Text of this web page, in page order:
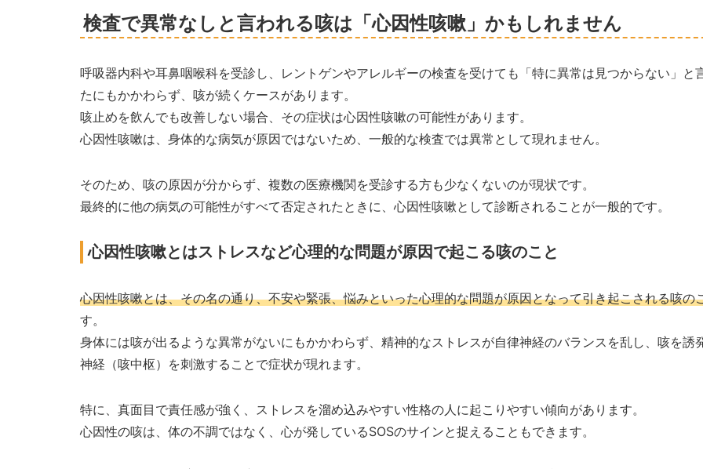
検査で異常なしと言われる咳は「心因性咳嗽」かもしれません
呼吸器内科や耳鼻咽喉科を受診し、レントゲンやアレルギーの検査を受けても「特に異常は見つからない」と
たにもかかわらず、咳が続くケースがあります。
咳止めを飲んでも改善しない場合、その症状は心因性咳嗽の可能性があります。
心因性咳嗽は、身体的な病気が原因ではないため、一般的な検査では異常として現れません。
そのため、咳の原因が分からず、複数の医療機関を受診する方も少なくないのが現状です。
最終的に他の病気の可能性がすべて否定されたときに、心因性咳嗽として診断されることが一般的です。
心因性咳嗽とはストレスなど心理的な問題が原因で起こる咳のこと
心因性咳嗽とは、その名の通り、不安や緊張、悩みといった心理的な問題が原因となって引き起こされる咳の
す。
身体には咳が出るような異常がないにもかかわらず、精神的なストレスが自律神経のバランスを乱し、咳を誘
神経（咳中枢）を刺激することで症状が現れます。
特に、真面目で責任感が強く、ストレスを溜め込みやすい性格の人に起こりやすい傾向があります。
心因性の咳は、体の不調ではなく、心が発しているSOSのサインと捉えることもできます。